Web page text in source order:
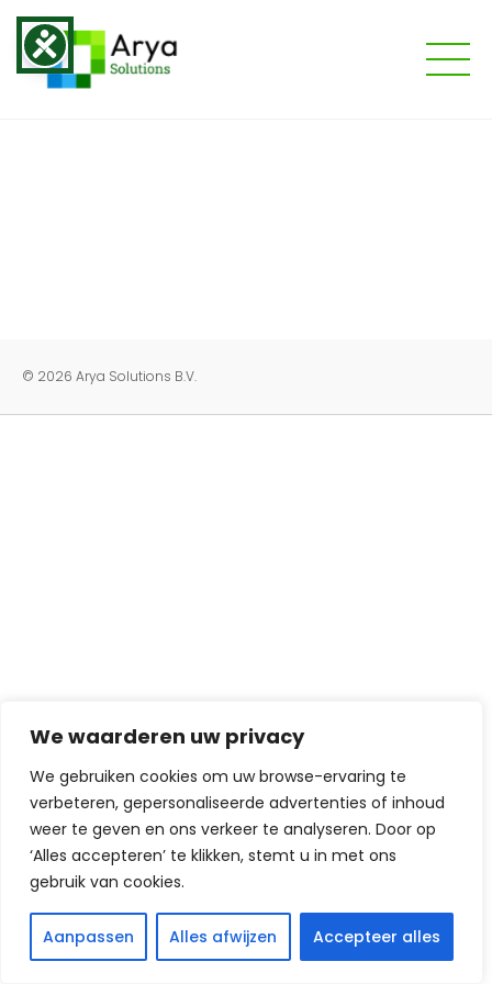
We waarderen uw privacy
We gebruiken cookies om uw browse-ervaring te
verbeteren, gepersonaliseerde advertenties of inhoud
weer te geven en ons verkeer te analyseren. Door op
‘Alles accepteren’ te klikken, stemt u in met ons
gebruik van cookies.
Aanpassen Alles afwijzen Accepteer alles
© 2026 Arya Solutions B.V.